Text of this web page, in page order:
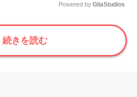
Mute
Powered by GliaStudios
続きを読む